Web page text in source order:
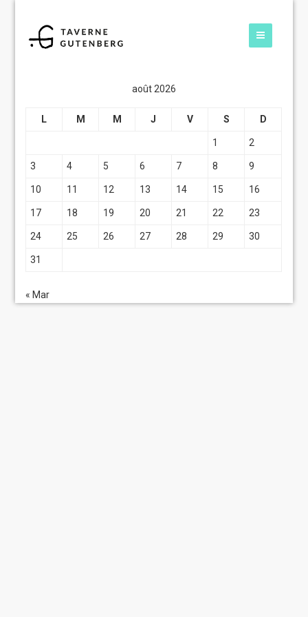
août 2026
L M M J V S D
1 2
3 4 5 6 7 8 9
10 11 12 13 14 15 16
17 18 19 20 21 22 23
24 25 26 27 28 29 30
31
« Mar